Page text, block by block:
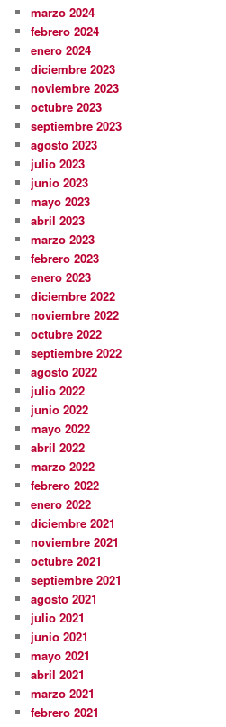
marzo 2024
febrero 2024
enero 2024
diciembre 2023
noviembre 2023
octubre 2023
septiembre 2023
agosto 2023
julio 2023
junio 2023
mayo 2023
abril 2023
marzo 2023
febrero 2023
enero 2023
diciembre 2022
noviembre 2022
octubre 2022
septiembre 2022
agosto 2022
julio 2022
junio 2022
mayo 2022
abril 2022
marzo 2022
febrero 2022
enero 2022
diciembre 2021
noviembre 2021
octubre 2021
septiembre 2021
agosto 2021
julio 2021
junio 2021
mayo 2021
abril 2021
marzo 2021
febrero 2021